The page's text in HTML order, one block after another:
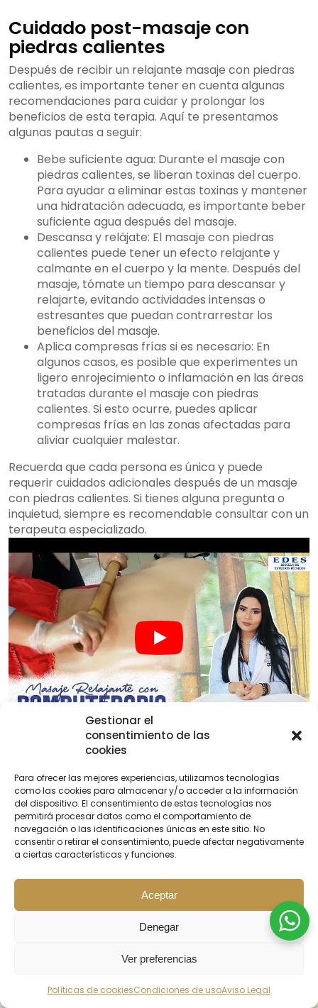
Gestionar el
consentimiento de las
cookies
Para ofrecer las mejores experiencias, utilizamos tecnologías
como las cookies para almacenar y/o acceder a la información
del dispositivo. El consentimiento de estas tecnologías nos
permitirá procesar datos como el comportamiento de
navegación o las identificaciones únicas en este sitio. No
consentir o retirar el consentimiento, puede afectar negativamente
a ciertas características y funciones.
Aceptar
Denegar
Ver preferencias
Políticas de cookiesCondiciones de usoAviso Legal
Cuidado post-masaje con
piedras calientes
Después de recibir un relajante masaje con piedras
calientes, es importante tener en cuenta algunas
recomendaciones para cuidar y prolongar los
beneficios de esta terapia. Aquí te presentamos
algunas pautas a seguir:
Bebe suficiente agua: Durante el masaje con
piedras calientes, se liberan toxinas del cuerpo.
Para ayudar a eliminar estas toxinas y mantener
una hidratación adecuada, es importante beber
suficiente agua después del masaje.
Descansa y relájate: El masaje con piedras
calientes puede tener un efecto relajante y
calmante en el cuerpo y la mente. Después del
masaje, tómate un tiempo para descansar y
relajarte, evitando actividades intensas o
estresantes que puedan contrarrestar los
beneficios del masaje.
Aplica compresas frías si es necesario: En
algunos casos, es posible que experimentes un
ligero enrojecimiento o inflamación en las áreas
tratadas durante el masaje con piedras
calientes. Si esto ocurre, puedes aplicar
compresas frías en las zonas afectadas para
aliviar cualquier malestar.
Recuerda que cada persona es única y puede
requerir cuidados adicionales después de un masaje
con piedras calientes. Si tienes alguna pregunta o
inquietud, siempre es recomendable consultar con un
terapeuta especializado.
Elegir un terapeuta y centro
especializado en masaje con
piedras calientes
Cuando buscas unterapeuta especializado en
masaje con piedras calientes, es importante
considerar su formación y experiencia en esta
técnica. Para asegurarte de recibir un masaje de
calidad, te recomendamos seguir estos pasos:
Investiga y solicita recomendaciones: Indaga
en línea y solicita recomendaciones de amigos,
familiares o incluso en foros especializados en
bienestar y terapias alternativas. Escuchar las
experiencias de otras personas puede ayudarte
a encontrar un terapeuta de confianza.